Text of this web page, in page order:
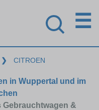
☰
❯ CITROEN
in Wuppertal und im
Gebrauchtwagen &